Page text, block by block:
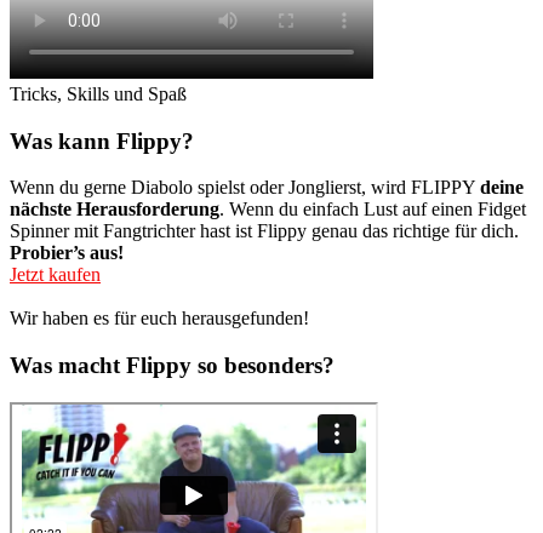
Tricks, Skills und Spaß
Was kann Flippy?
Wenn du gerne Diabolo spielst oder Jonglierst, wird FLIPPY deine
nächste Herausforderung. Wenn du einfach Lust auf einen Fidget
Spinner mit Fangtrichter hast ist Flippy genau das richtige für dich.
Probier’s aus!
Jetzt kaufen
Wir haben es für euch herausgefunden!
Was macht Flippy so besonders?